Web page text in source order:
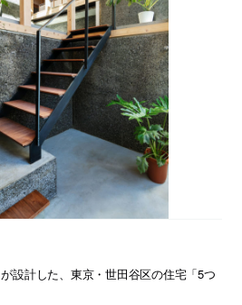
が設計した、東京・世田谷区の住宅「5つ